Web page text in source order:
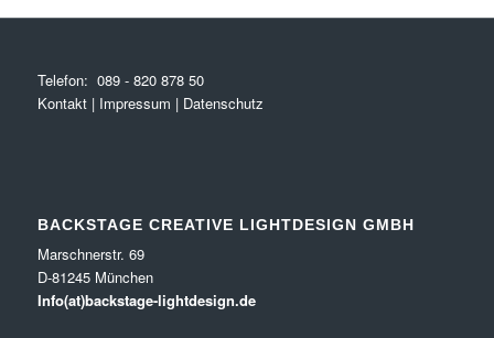
Telefon: 089 - 820 878 50
Kontakt| Impressum | Datenschutz
BACKSTAGE CREATIVE LIGHTDESIGN GMBH
Marschnerstr. 69
D-81245 München
Info(at)backstage-lightdesign.de